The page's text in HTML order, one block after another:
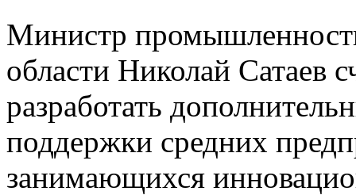
Министр
области Николай Сатаев
разработать
поддержки средних
занимающихся